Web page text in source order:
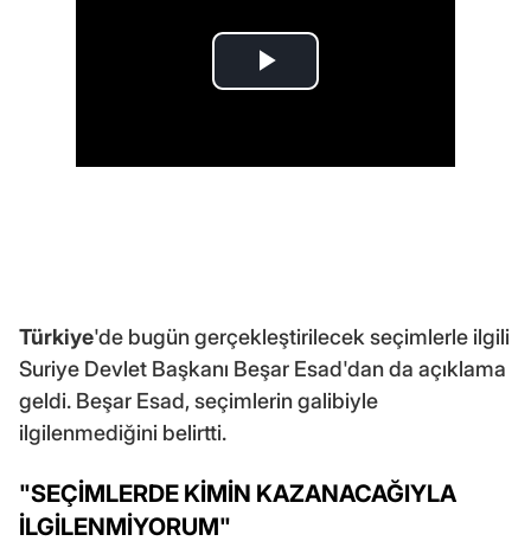
Türkiye'de bugün gerçekleştirilecek seçimlerle ilgili
Suriye Devlet Başkanı Beşar Esad'dan da açıklama
geldi. Beşar Esad, seçimlerin galibiyle
ilgilenmediğini belirtti.
"SEÇİMLERDE KİMİN KAZANACAĞIYLA
İLGİLENMİYORUM"